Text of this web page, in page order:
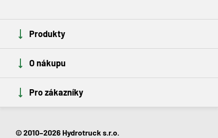
Produkty
O nákupu
Pro zákazníky
© 2010–2026 Hydrotruck s.r.o.